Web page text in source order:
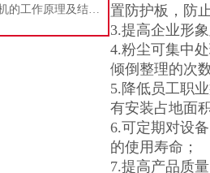
工业脉冲集尘机的工作原理及结构特点说明
置防护板，防
3.提高企业形
4.粉尘可集中
倾倒整理的次
5.降低员工职
有安装占地面
6.可定期对设
的使用寿命；
7.提高产品质